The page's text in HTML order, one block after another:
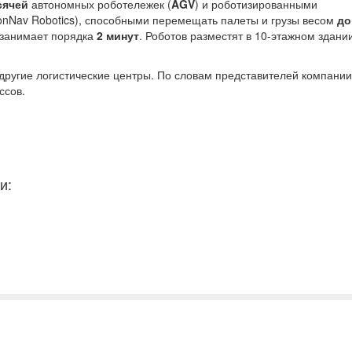
автономных роботележек (AGV) и роботизированными
Robotics), способными перемещать палеты и грузы весом
порядка 2 минут. Роботов разместят в 10-этажном
логистические центры. По словам представителей